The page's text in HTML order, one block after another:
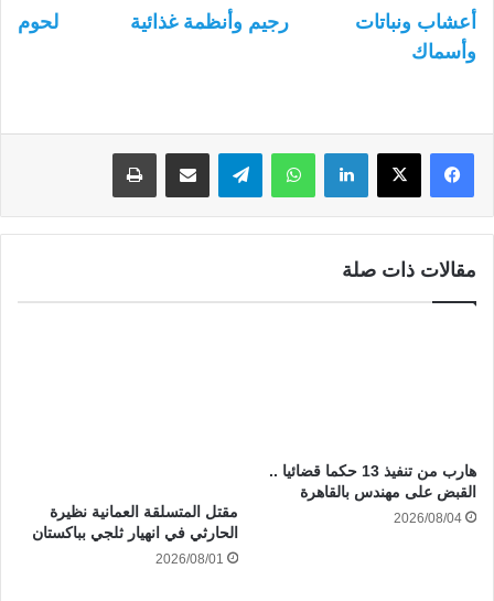
أعشاب ونباتات رجيم وأنظمة غذائية
لحوم
وأسماك
لينكدإن واتساب
مقالات ذات صلة
هارب من تنفيذ 13 حكما قضائيا ..
القبض على مهندس بالقاهرة
2026/08/04
مقتل المتسلقة العمانية نظيرة
الحارثي في انهيار ثلجي بباكستان
2026/08/01